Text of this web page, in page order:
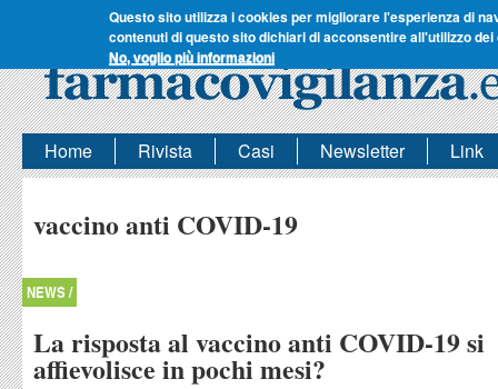
Questo sito utilizza i cookies per migliorare l'esperienza di
contenuti di questo sito dichiari di acconsentire all'utilizzo dei
No, voglio più informazioni
Home Rivista Casi Newsletter Link
vaccino anti COVID-19
NEWS /
La risposta al vaccino anti COVID-19 si
affievolisce in pochi mesi?